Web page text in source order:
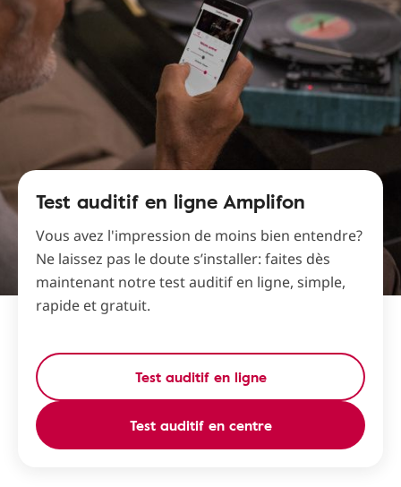
Test auditif en ligne Amplifon
Vous avez l'impression de moins bien entendre?
Ne laissez pas le doute s’installer: faites dès
maintenant notre test auditif en ligne, simple,
rapide et gratuit.
Test auditif en ligne
Test auditif en centre